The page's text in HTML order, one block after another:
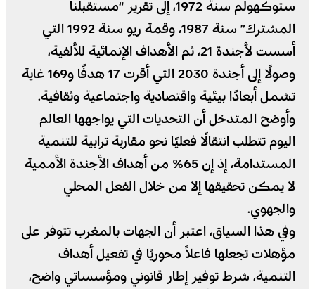
ستوكهولم سنة 1972، إلى تقرير “مستقبلنا
المشترك” سنة 1987، وقمة ريو سنة 1992 التي
أسست لأجندة 21، ثم الأهداف الإنمائية للألفية،
وصولًا إلى أجندة 2030 التي أقرت 17 هدفًا و169 غاية
تشمل أبعادًا بيئية واقتصادية واجتماعية وثقافية.
وأوضح المتدخل أن التحديات التي يواجهها العالم
اليوم تتطلب انتقالًا فعليًا نحو مقاربة ترابية للتنمية
المستدامة، إذ إن 65% من أهداف الأجندة الأممية
لا يمكن تحقيقها إلا من خلال الفعل المحلي
والجهوي.
وفي هذا السياق، اعتبر أن الجهات بالمغرب تتوفر على
مؤهلات تجعلها فاعلاً محوريًا في تفعيل أهداف
التنمية، شرط توفير إطار قانوني ومؤسساتي واضح،